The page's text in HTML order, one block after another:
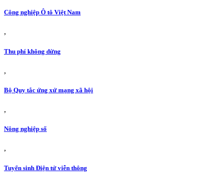
Công nghiệp Ô tô Việt Nam
,
Thu phí không dừng
,
Bộ Quy tắc ứng xử mạng xã hội
,
Nông nghiệp số
,
Tuyển sinh Điện tử viễn thông